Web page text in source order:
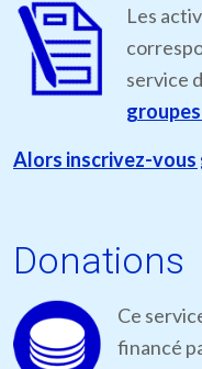
Les
service
Alors inscrivez-
Donations
Ce
financé